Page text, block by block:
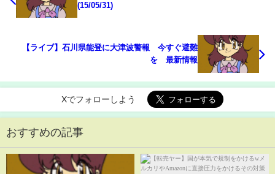
(15/05/31)
【ライブ】石川県能登に大津波警報 今すぐ避難
を 最新情報
Xでフォローしよう
おすすめの記事